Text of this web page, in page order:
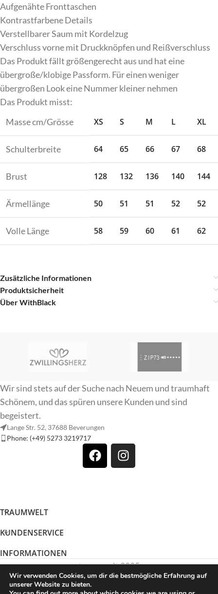
Aufgenähte Fronttaschen
Kontrastfarbene Details
Verstellbarer Saum mit Kordelzug
Verschluss vorne mit Druckknöpfen und Reißverschluss
Das Produkt fällt größengerecht aus und hat eine
übergroße/klobige Passform. Für einen weniger
übergroßen Look eine Nummer kleiner nehmen
Das Produkt misst:
Masse cm/Grösse
XS S M L XL
Schulterbreite 64 65 66 67 68
Brust 128 132 136 140 144
Ärmellänge 50 51 51 52 52
Volle Länge 58 59 60 61 62
Zusätzliche Informationen
Produktsicherheit
Über WithBlack
Wir sind stets auf der Suche nach Neuem und traumhaft
Schönem, und das spüren unsere Kunden und sind
begeistert.
Lange Str. 52, 37688 Beverungen
Phone: (+49) 5273 3219717
TRAUMWELT
KUNDENSERVICE
INFORMATIONEN
traumwelt 2025
Wir verwenden Cookies, um dir die bestmögliche Erfahrung auf
unserer Website zu bieten.